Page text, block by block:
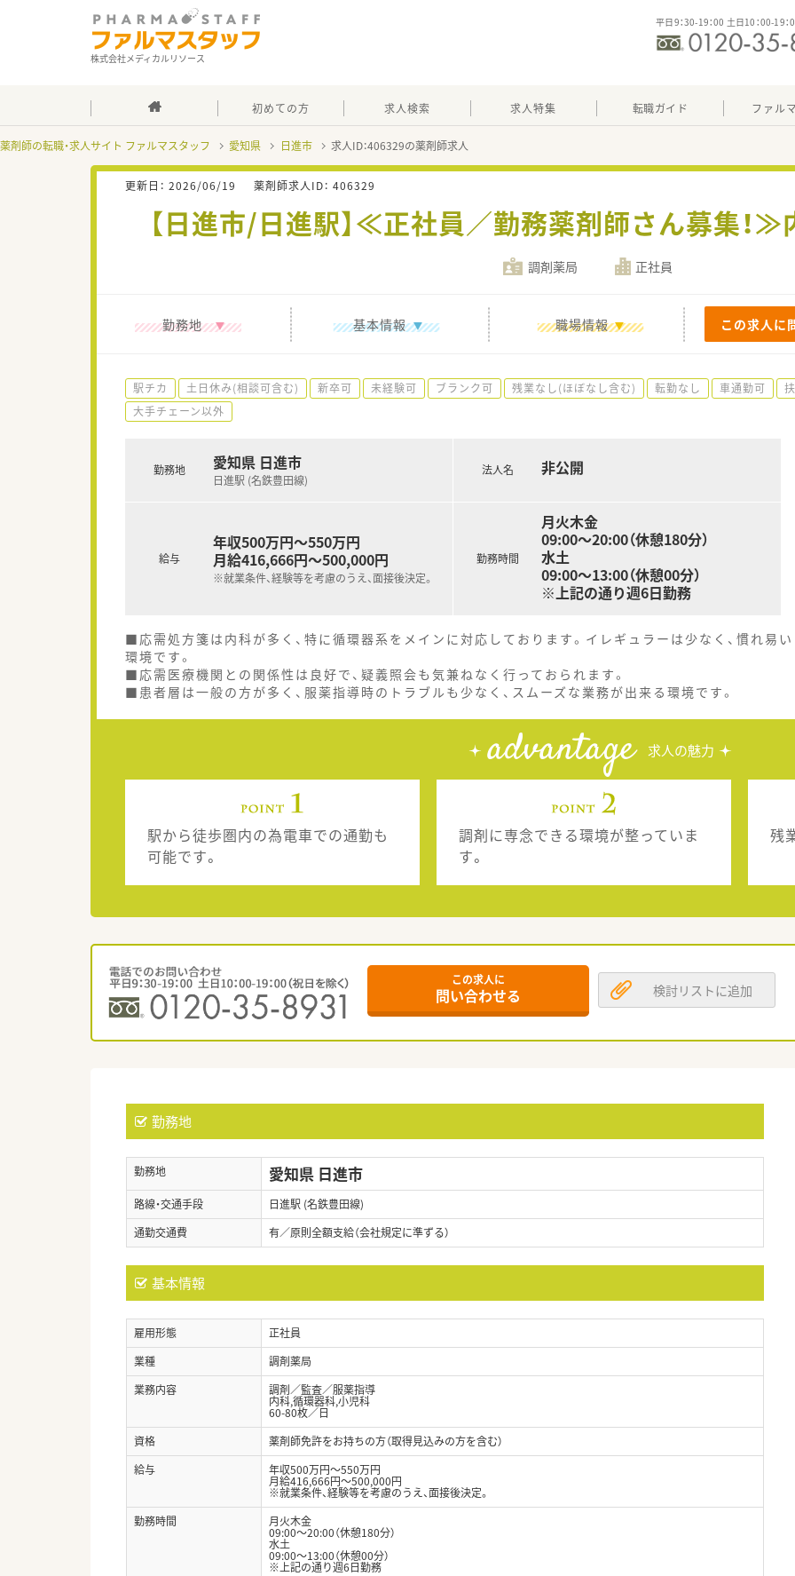
株式会社メディカルリソース
平日9：30-19：00 土日10：00-19：
初めての方 求人検索 求人特集 転職ガイド ファル
薬剤師の転職・求人サイト ファルマスタッフ 愛知県 日進市 求人ID：406329の薬剤師求人
更新日： 2026/06/19 薬剤師求人ID： 406329
【日進市/日進駅】≪正社員／勤務薬剤師さん募集！
調剤薬局 正社員
勤務地 基本情報 職場情報 この求人に
駅チカ 土日休み(相談可含む) 新卒可 未経験可 ブランク可 残業なし(ほぼなし含む) 転勤なし 車通勤可
大手チェーン以外
勤務地 愛知県 日進市
日進駅 (名鉄豊田線)
給与
年収500万円～550万円
月給416,666円～500,000円
※就業条件、経験等を考慮のうえ、面接後決定。
法人名 非公開
勤務時間
月火木金
09:00～20:00（休憩180分）
水土
09:00～13:00（休憩00分）
※上記の通り週6日勤務
■応需処方箋は内科が多く、特に循環器系をメインに対応しております。イレギュラーは少なく、慣れ易い
環境です。
■応需医療機関との関係性は良好で、疑義照会も気兼ねなく行っておられます。
■患者層は一般の方が多く、服薬指導時のトラブルも少なく、スムーズな業務が出来る環境です。
advantage 求人の魅力
駅から徒歩圏内の為電車での通勤も
可能です。
調剤に専念できる環境が整っていま
す。
残
この求人に
問い合わせる 検討リストに追加
勤務地
勤務地 愛知県 日進市
路線・交通手段
日進駅 (名鉄豊田線)
通勤交通費
有／原則全額支給（会社規定に準ずる）
基本情報
雇用形態
正社員
業種
調剤薬局
業務内容
調剤／監査／服薬指導
内科,循環器科,小児科
60-80枚／日
資格
薬剤師免許をお持ちの方（取得見込みの方を含む）
給与
年収500万円～550万円
月給416,666円～500,000円
※就業条件、経験等を考慮のうえ、面接後決定。
勤務時間
月火木金
09:00～20:00（休憩180分）
水土
09:00～13:00（休憩00分）
※上記の通り週6日勤務